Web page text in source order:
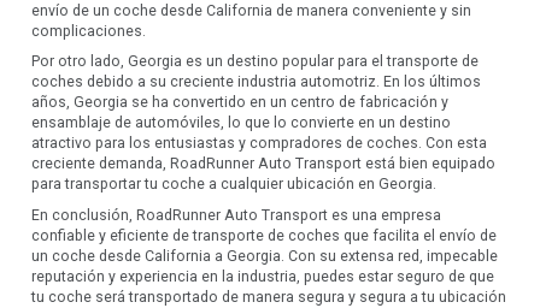
envío de un coche desde California de manera conveniente y sin
complicaciones.
Por otro lado, Georgia es un destino popular para el transporte de
coches debido a su creciente industria automotriz. En los últimos
años, Georgia se ha convertido en un centro de fabricación y
ensamblaje de automóviles, lo que lo convierte en un destino
atractivo para los entusiastas y compradores de coches. Con esta
creciente demanda, RoadRunner Auto Transport está bien equipado
para transportar tu coche a cualquier ubicación en Georgia.
En conclusión, RoadRunner Auto Transport es una empresa
confiable y eficiente de transporte de coches que facilita el envío de
un coche desde California a Georgia. Con su extensa red, impecable
reputación y experiencia en la industria, puedes estar seguro de que
tu coche será transportado de manera segura y segura a tu ubicación